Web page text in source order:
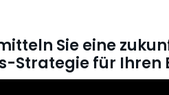
Sie eine
Strategie für Ihren